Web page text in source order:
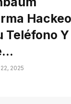
Hackeo
Teléfono Y
2025